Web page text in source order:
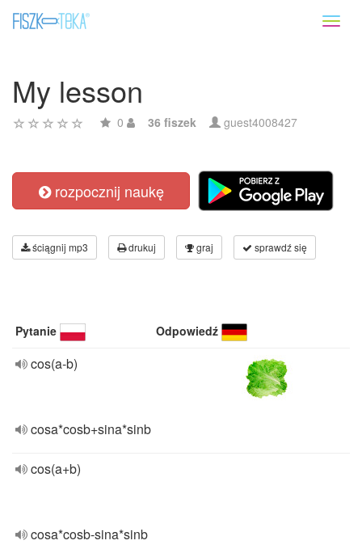
My lesson
0 36 fiszek guest4008427
rozpocznij naukę
ściągnij mp3 drukuj graj sprawdź się
Pytanie Odpowiedź
cos(a-b)
cosa*cosb+sina*sinb
cos(a+b)
cosa*cosb-sina*sinb